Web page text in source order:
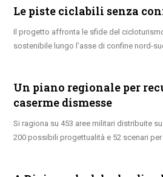
Le piste ciclabili senza
Il progetto affronta le sfide del
sostenibile lungo l’asse di confine nord-
Un piano regionale per
caserme dismesse
Si ragiona su 453 aree militari distribuite
200 possibili progettualità e 52 scenari